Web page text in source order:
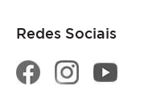
Redes Sociais